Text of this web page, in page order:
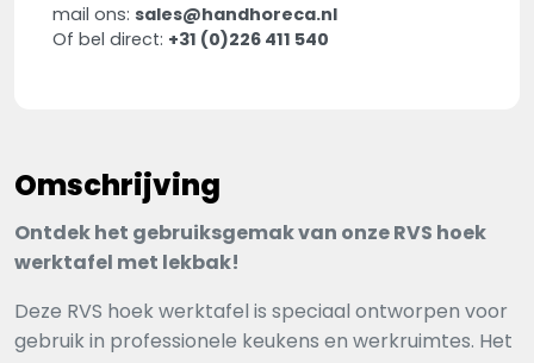
mail ons: sales@handhoreca.nl
Of bel direct: +31 (0)226 411 540
Omschrijving
Ontdek het gebruiksgemak van onze RVS hoek
werktafel met lekbak!
Deze RVS hoek werktafel is speciaal ontworpen voor
gebruik in professionele keukens en werkruimtes. Het